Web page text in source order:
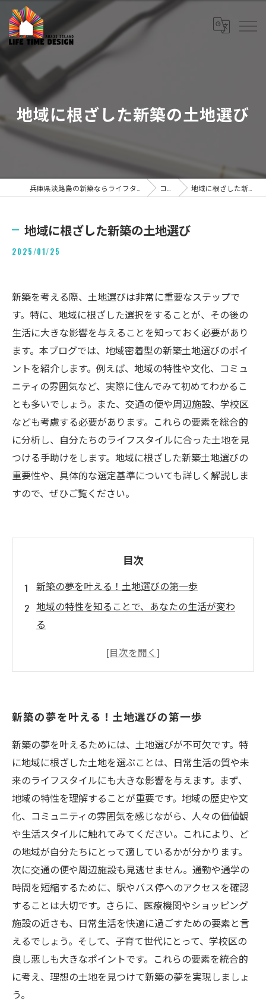
地域に根ざした新築の土地選び
コラム 地域に根ざした新築の土地選び
地域に根ざした新築の土地選び
2025/01/25
新築を考える際、土地選びは非常に重要なステップで
す。特に、地域に根ざした選択をすることが、その後の
生活に大きな影響を与えることを知っておく必要があり
ます。本ブログでは、地域密着型の新築土地選びのポイ
ントを紹介します。例えば、地域の特性や文化、コミュ
ニティの雰囲気など、実際に住んでみて初めてわかるこ
とも多いでしょう。また、交通の便や周辺施設、学校区
なども考慮する必要があります。これらの要素を総合的
に分析し、自分たちのライフスタイルに合った土地を見
つける手助けをします。地域に根ざした新築土地選びの
重要性や、具体的な選定基準についても詳しく解説しま
すので、ぜひご覧ください。
目次
新築の夢を叶える！土地選びの第一歩
地域の特性を知ることで、あなたの生活が変わ
る
コミュニティの雰囲気を感じ取る、土地選びの
子供の成長を考えた学校区の選定とそのメリッ
ト
理想のライフスタイル実現のための土地選びの
ポイント
地域に根ざした新築土地選びで、あなたの家が
輝く瞬間
新築の夢を叶える！土地選びの第一歩
新築の夢を叶えるためには、土地選びが不可欠です。特
に地域に根ざした土地を選ぶことは、日常生活の質や未
来のライフスタイルにも大きな影響を与えます。まず、
地域の特性を理解することが重要です。地域の歴史や文
化、コミュニティの雰囲気を感じながら、人々の価値観
や生活スタイルに触れてみてください。これにより、ど
の地域が自分たちにとって適しているかが分かります。
次に交通の便や周辺施設も見逃せません。通勤や通学の
時間を短縮するために、駅やバス停へのアクセスを確認
することは大切です。さらに、医療機関やショッピング
施設の近さも、日常生活を快適に過ごすための要素と言
えるでしょう。そして、子育て世代にとって、学校区の
良し悪しも大きなポイントです。これらの要素を統合的
に考え、理想の土地を見つけて新築の夢を実現しましょ
う。